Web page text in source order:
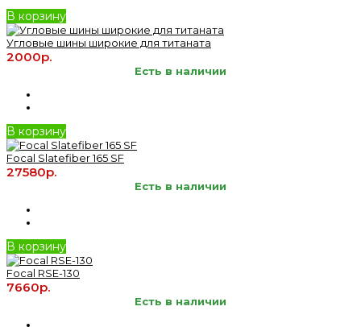
В корзину
Угловые шины широкие для титаната
2000р.
Есть в наличии
В корзину
Focal Slatefiber 165 SF
27580р.
Есть в наличии
В корзину
Focal RSE-130
7660р.
Есть в наличии